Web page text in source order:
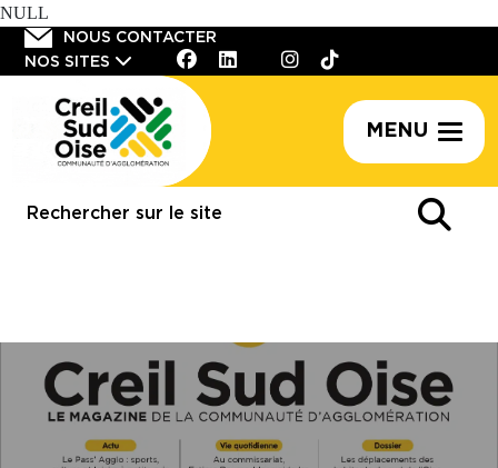
NULL
NOUS CONTACTER
NOS SITES
Rechercher
MENU
Panneau de gestion des cookies